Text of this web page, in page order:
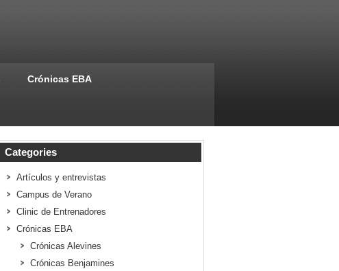
Crónicas EBA
Categories
Artículos y entrevistas
Campus de Verano
Clinic de Entrenadores
Crónicas EBA
Crónicas Alevines
Crónicas Benjamines